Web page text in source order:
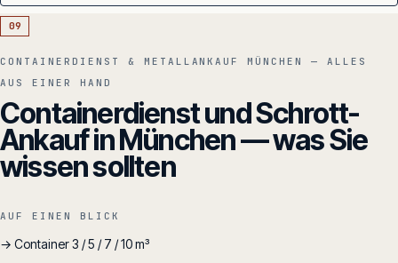
09
CONTAINERDIENST & METALLANKAUF MÜNCHEN — ALLES
AUS EINER HAND
Containerdienst und Schrott-
Ankauf in München — was Sie
wissen sollten
AUF EINEN BLICK
→ Container 3 / 5 / 7 / 10 m³